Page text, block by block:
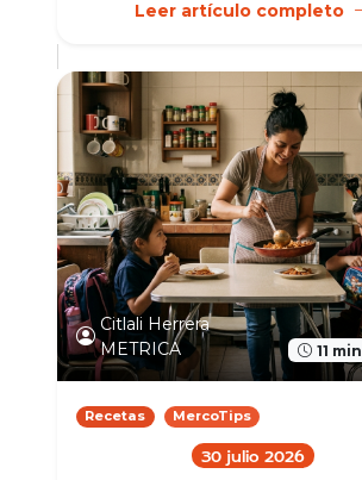
Leer artículo completo
Citlali Herrera
METRICA
11 min
Recetas MercoTips
30 julio 2026